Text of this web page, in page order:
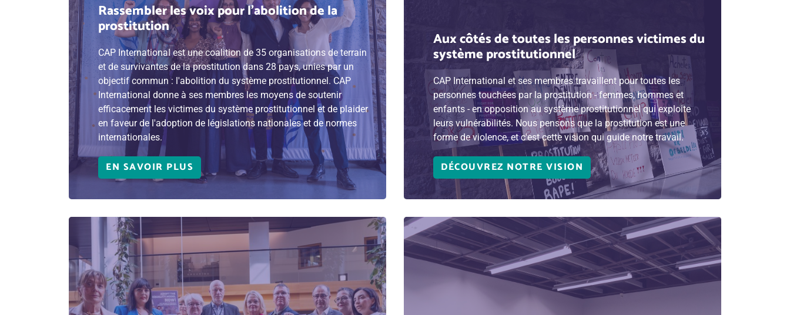
Rassembler les voix pour l'abolition de la
prostitution
CAP International est une coalition de 35 organisations de terrain
et de survivantes de la prostitution dans 28 pays, unies par un
objectif commun : l'abolition du système prostitutionnel. CAP
International donne à ses membres les moyens de soutenir
efficacement les victimes du système prostitutionnel et de plaider
en faveur de l'adoption de législations nationales et de normes
internationales.
EN SAVOIR PLUS
Aux côtés de toutes les personnes victimes du
système prostitutionnel
CAP International et ses membres travaillent pour toutes les
personnes touchées par la prostitution - femmes, hommes et
enfants - en opposition au système prostitutionnel qui exploite
leurs vulnérabilités. Nous pensons que la prostitution est une
forme de violence, et c'est cette vision qui guide notre travail.
DÉCOUVREZ NOTRE VISION